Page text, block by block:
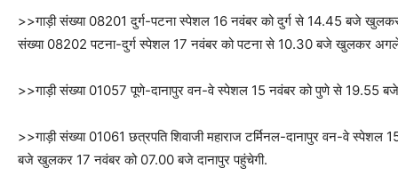
>>गाड़ी संख्या 08201 दुर्ग-पटना स्पेशल 16 नवंबर को दुर्ग से 14.45 बजे
संख्या 08202 पटना-दुर्ग स्पेशल 17 नवंबर को पटना से 10.30 बजे खुलकर अगले
>>गाड़ी संख्या 01057 पूणे-दानापुर वन-वे स्पेशल 15 नवंबर को पुणे से 19.55
>>गाड़ी संख्या 01061 छत्रपति शिवाजी महाराज टर्मिनल-दानापुर वन-वे स्पेशल
बजे खुलकर 17 नवंबर को 07.00 बजे दानापुर पहुंचेगी.